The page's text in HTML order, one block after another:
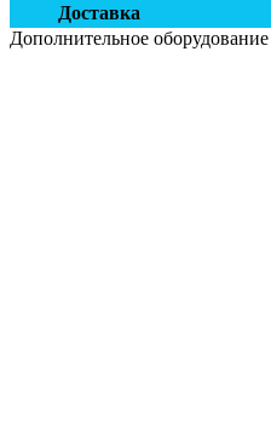
Доставка
Дополнительное оборудование